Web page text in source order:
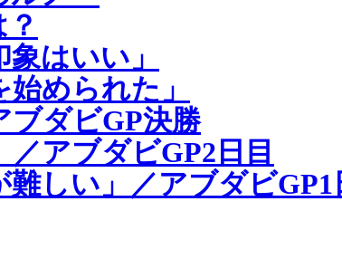
はいい」
められた」
ブダビGP決勝
アブダビGP2日目
しい」／アブダビGP1